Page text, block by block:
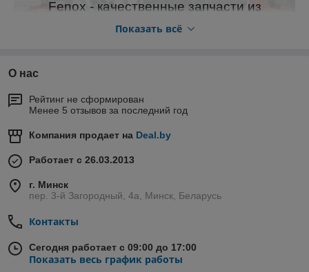
Fenox - качественные запчасти из
Белоруссии
Подробнее о нашей работе
С момента открытия корпорации объемы
производства быстро наращивались благодаря
Показать всё
О нас
Рейтинг не сформирован
Менее 5 отзывов за последний год
Компания продает на Deal.by
Работает с 26.03.2013
г. Минск
пер. 3-й Загородный, 4а, Минск, Беларусь
Контакты
Сегодня работает с 09:00 до 17:00
Показать весь график работы